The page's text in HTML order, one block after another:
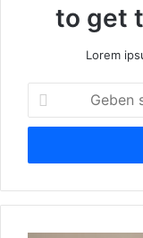
to get
Lorem
b
n
i